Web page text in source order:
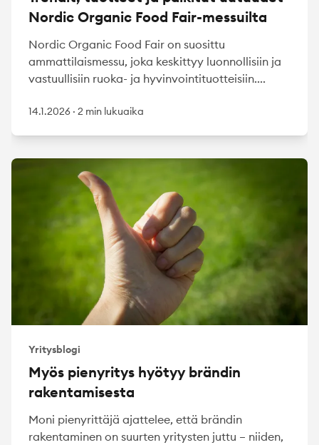
Nordic Organic Food Fair-messuilta
Nordic Organic Food Fair on suosittu
ammattilaismessu, joka keskittyy luonnollisiin ja
vastuullisiin ruoka- ja hyvinvointituotteisiin....
14.1.2026 · 2 min lukuaika
Yritysblogi
Myös pienyritys hyötyy brändin
rakentamisesta
Moni pienyrittäjä ajattelee, että brändin
rakentaminen on suurten yritysten juttu – niiden,